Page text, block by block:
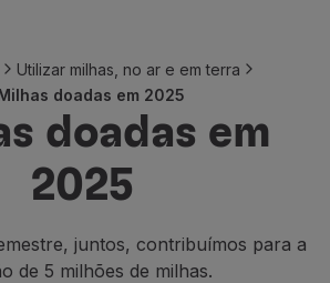
Utilizar milhas, no ar e em terra
doadas em 2025
doadas em
2025
juntos, contribuímos para a
de 5 milhões de milhas.